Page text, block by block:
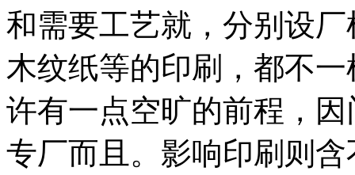
和需要工艺就，分别设
木纹纸等的印刷，都不
许有一点空旷的前程，
专厂而且。影响印刷则